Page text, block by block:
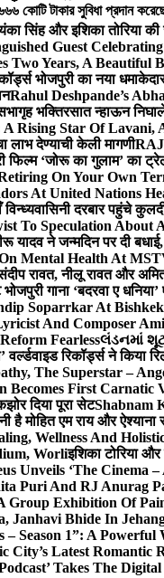
টাকার সুবিধা প্রদান
सिंह और इशिका तोरिया की
Guest
Two Years, A
भोजपुरी का नया
Rahul Deshpande’s
भक्तिरसात न्हाऊन
Rising Star Of Lavani,
लाभ देण्याची केली मागणी
फिल्म ‘जोरू का गुलाम’ का
On Your Own
At United Nations
दरबार पहुंचे
To Speculation
ने जन्मदिन पर दी बधाई,
Mental Health At
रावत, नीलू रावत और
भोजपुरी गाना ‘बदरवा ए
Soparrkar At
And Composer
Fearlessલંડનમાં
रिकॉर्ड्स ने किया
The Superstar –
First Carnatic
दिया पूरा सेटShabnam
है मोहित एम राय और ऐश्याना
Wellness And
Worliइशिका टोरिया
Unveils ‘The Cinema
Puri And RJ Anurag
Group Exhibition Of
Janhavi Bhide In
Season 1”: A
City’s Latest Romantic
Takes The